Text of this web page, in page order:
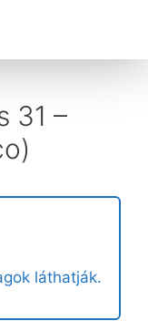
31 –
láthatják.